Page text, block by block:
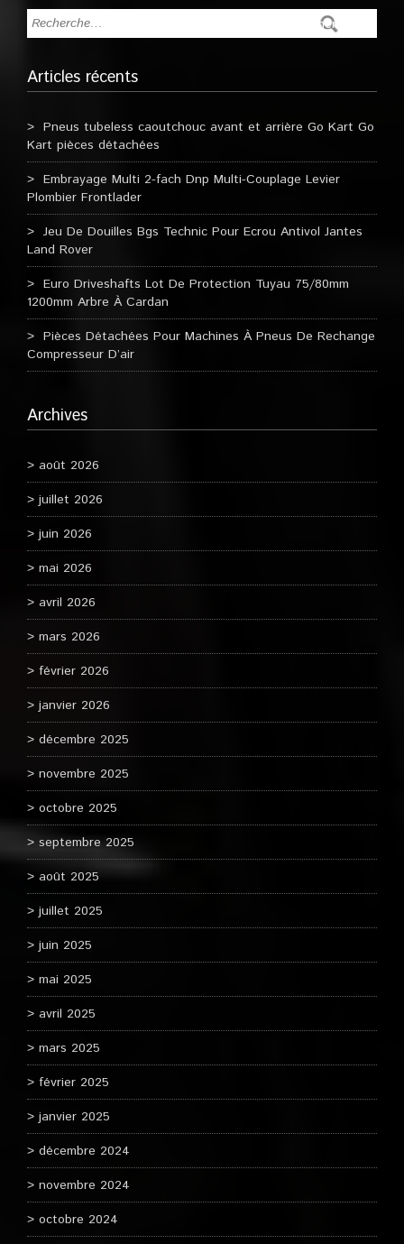
Articles récents
Pneus tubeless caoutchouc avant et arrière Go Kart Go
Kart pièces détachées
Embrayage Multi 2-fach Dnp Multi-Couplage Levier
Plombier Frontlader
Jeu De Douilles Bgs Technic Pour Ecrou Antivol Jantes
Land Rover
Euro Driveshafts Lot De Protection Tuyau 75/80mm
1200mm Arbre À Cardan
Pièces Détachées Pour Machines À Pneus De Rechange
Compresseur D’air
Archives
août 2026
juillet 2026
juin 2026
mai 2026
avril 2026
mars 2026
février 2026
janvier 2026
décembre 2025
novembre 2025
octobre 2025
septembre 2025
août 2025
juillet 2025
juin 2025
mai 2025
avril 2025
mars 2025
février 2025
janvier 2025
décembre 2024
novembre 2024
octobre 2024